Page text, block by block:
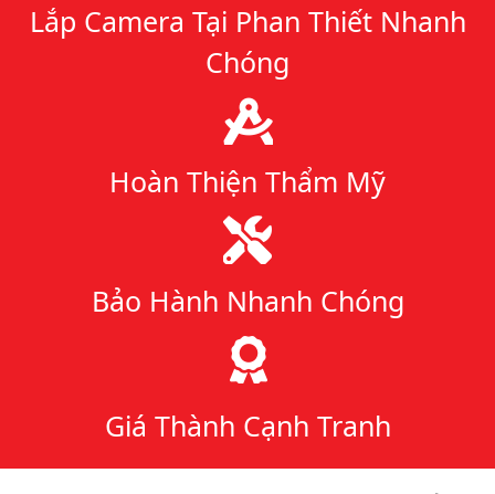
Lắp Camera Tại Phan Thiết Nhanh
Chóng
Hoàn Thiện Thẩm Mỹ
Bảo Hành Nhanh Chóng
Giá Thành Cạnh Tranh